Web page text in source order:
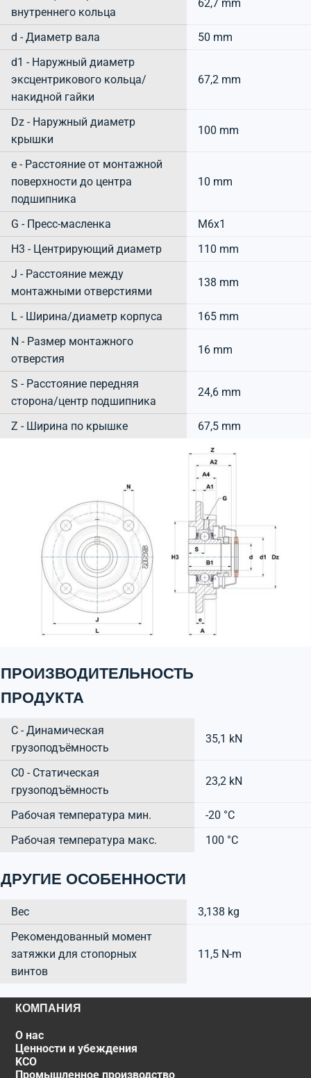
внутреннего кольца
62,7 mm
d - Диаметр вала
50 mm
d1 - Наружный диаметр
эксцентрикового кольца/
накидной гайки
67,2 mm
Dz - Наружный диаметр
крышки
100 mm
e - Расстояние от монтажной
поверхности до центра
подшипника
10 mm
G - Пресс-масленка
M6x1
H3 - Центрирующий диаметр
110 mm
J - Расстояние между
монтажными отверстиями
138 mm
L - Ширина/диаметр корпуса
165 mm
N - Размер монтажного
отверстия
16 mm
S - Расстояние передняя
сторона/центр подшипника
24,6 mm
Z - Ширина по крышке 67,5 mm
ПРОИЗВОДИТЕЛЬНОСТЬ
ПРОДУКТА
C - Динамическая
грузоподъёмность
35,1 kN
C0 - Статическая
грузоподъёмность
23,2 kN
Рабочая температура мин.
-20 °C
Рабочая температура макс.
100 °C
ДРУГИЕ ОСОБЕННОСТИ
Вес
3,138 kg
Рекомендованный момент
затяжки для стопорных
винтов
11,5 N-m
КОМПАНИЯ
О нас
Ценности и убеждения
KCO
Промышленное производство